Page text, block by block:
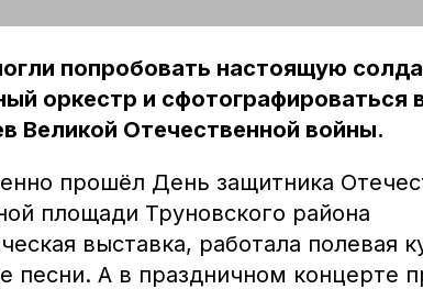
попробовать настоящую
оркестр и сфотографироваться
Великой Отечественной войны.
прошёл День защитника
площади Труновского района
выставка, работала полевая
песни. А в праздничном концерте